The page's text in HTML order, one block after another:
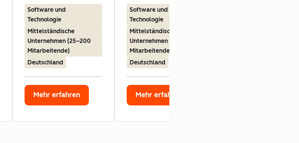
Software und
Technologie
Mittelständische
Unternehmen (25–200
Mitarbeitende)
Deutschland
Mehr erfahren
Software und
Technologie
Mittelständische
Unternehmen (25–200
Mitarbeitende)
Deutschland
Mehr erfahren